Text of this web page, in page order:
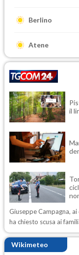
Berlino
Atene
il
Giuseppe Campagna,
ha chiesto scusa ai
Wikimeteo